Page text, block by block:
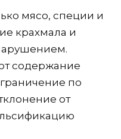
мясо, специи и
крахмала и
содержание
по
от